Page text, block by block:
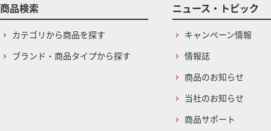
商品検索
カテゴリから商品を探す
ブランド・商品タイプから探す
ニュース・トピック
キャンペーン情報
情報誌
商品のお知らせ
当社のお知らせ
商品サポート